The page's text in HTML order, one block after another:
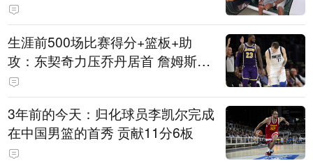
生涯前500场比赛得分+篮板+助
攻：东契奇力压乔丹居首 詹姆斯第
六
3年前的今天：归化球员李凯尔完成
在中国男篮的首秀 贡献11分6板